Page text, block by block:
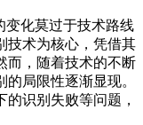
化莫过于技术路线
技术为核心，凭借其
而，随着技术的不断
局限性逐渐显现。
识别失败等问题，